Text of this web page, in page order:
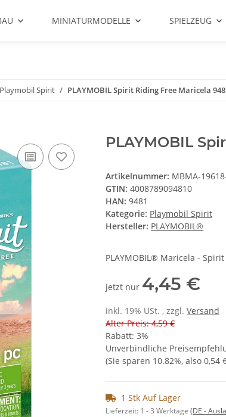
MINIATURMODELLE SPIELZEUG
Playmobil Spirit PLAYMOBIL Spirit Riding Free Maricela
PLAYMOBIL
Artikelnummer: MBMA-
GTIN: 4008789094810
HAN: 9481
Kategorie: Playmobil Spirit
Hersteller: PLAYMOBIL®
PLAYMOBIL® Maricela -
jetzt nur 4,45 €
inkl. 19% USt. , zzgl. Versand
Alter Preis: 4,59 €
Rabatt: 3%
Unverbindliche
(Sie sparen 10.82%, also 0,54
1 Stk Auf Lager
Lieferzeit: 1 - 3 Werktage (DE -